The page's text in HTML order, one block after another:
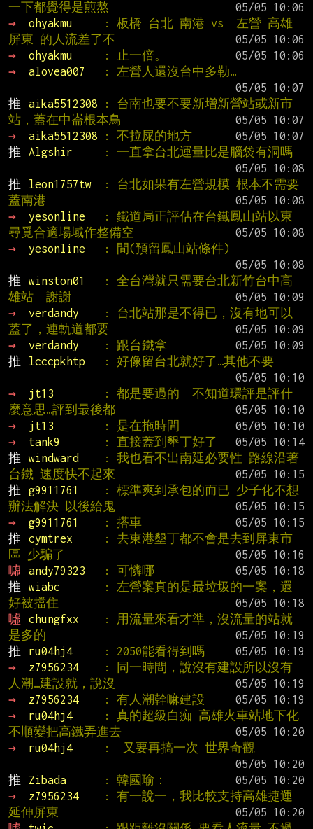
一下都覺得是煎熬
→
ohyakmu
: 板橋 台北 南港 vs  左營 高雄
屏東 的人流差了不
→
ohyakmu : 止一倍。
→
alovea007
: 左營人還沒台中多勒…
推
aika5512308
: 台南也要不要新增新營站或新市
站，蓋在中崙根本鳥
→
aika5512308 : 不拉屎的地方
推
Algshir
: 一直拿台北運量比是腦袋有洞嗎
推
leon1757tw
: 台北如果有左營規模 根本不需要
蓋南港
→
yesonline
: 鐵道局正評估在台鐵鳳山站以東
尋覓合適場域作整備空
→
yesonline
: 間(預留鳳山站條件)
推
winston01
: 全台灣就只需要台北新竹台中高
雄站  謝謝
→
verdandy
: 台北站那是不得已，沒有地可以
蓋了，連軌道都要
→
verdandy : 跟台鐵拿
推
lcccpkhtp
: 好像留台北就好了…其他不要
→
jt13
: 都是要過的  不知道環評是評什
麼意思…評到最後都
→
jt13 : 是在拖時間
→
tank9 : 直接蓋到墾丁好了
推
windward
: 我也看不出南延必要性 路線沿著
台鐵 速度快不起來
推
g9911761
: 標準爽到承包的而已 少子化不想
辦法解決 以後給鬼
→
g9911761 : 搭車
推
cymtrex
: 去東港墾丁都不會是去到屏東市
區 少騙了
噓
andy79323 : 可憐哪
推
wiabc
: 左營案真的是最垃圾的一案，還
好被擋住
噓
chungfxx
: 用流量來看才準，沒流量的站就
是多的
推
ru04hj4 : 2050能看得到嗎
→
z7956234
: 同一時間，說沒有建設所以沒有
人潮…建設就，說沒
→
z7956234 : 有人潮幹嘛建設
→
ru04hj4
: 真的超級白痴 高雄火車站地下化
不順變把高鐵弄進去
→
ru04hj4
:  又要再搞一次 世界奇觀
推
Zibada : 韓國瑜：
→
z7956234
: 有一說一，我比較支持高雄捷運
延伸屏東